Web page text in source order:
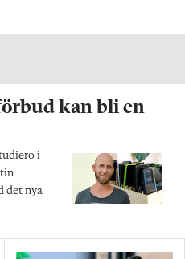
kan bli en
i
det nya